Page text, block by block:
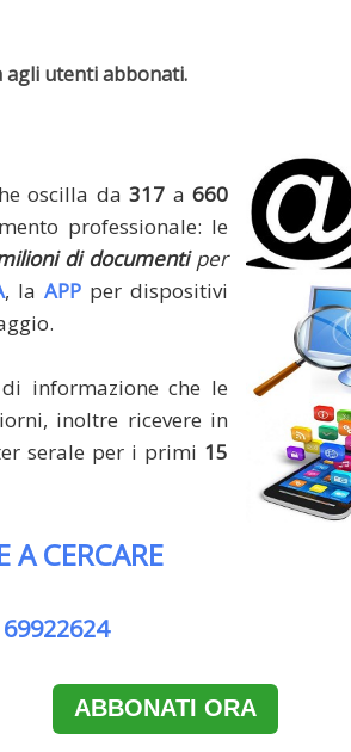
agli utenti abbonati.
oscilla da317 a660
professionale: le
di documentiper
, la APP per dispositivi
informazione che le
inoltre ricevere in
serale per i primi 15
A CERCARE
ABBONATI ORA